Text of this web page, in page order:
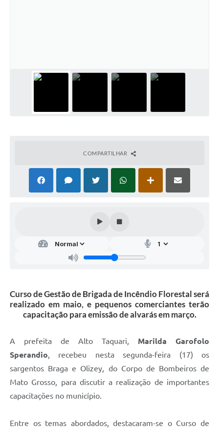
COMPARTILHAR
Curso de Gestão de Brigada de Incêndio Florestal será
realizado em maio, e pequenos comerciantes terão
capacitação para emissão de alvarás em março.
A prefeita de Alto Taquari, Marilda Garofolo
Sperandio , recebeu nesta segunda-feira (17) os
sargentos Braga e Olizey, do Corpo de Bombeiros de
Mato Grosso, para discutir a realização de importantes
capacitações no município.
Entre os temas abordados, destacaram-se o Curso de